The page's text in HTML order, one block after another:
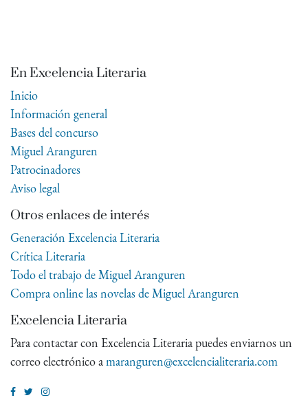
En Excelencia Literaria
Inicio
Información general
Bases del concurso
Miguel Aranguren
Patrocinadores
Aviso legal
Otros enlaces de interés
Generación Excelencia Literaria
Crítica Literaria
Todo el trabajo de Miguel Aranguren
Compra online las novelas de Miguel Aranguren
Excelencia Literaria
Para contactar con Excelencia Literaria puedes enviarnos un
correo electrónico amaranguren@excelencialiteraria.com